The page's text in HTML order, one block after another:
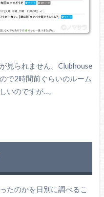
見られません。Clubhouse
で2時間前ぐらいのルーム
いのですが…。
たのかを日別に調べるこ